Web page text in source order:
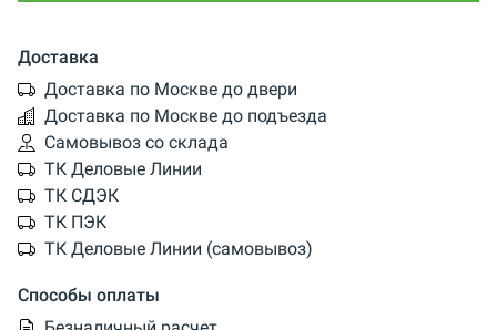
Доставка
Доставка по Москве до двери
Доставка по Москве до подъезда
Самовывоз со склада
ТК Деловые Линии
ТК СДЭК
ТК ПЭК
ТК Деловые Линии (самовывоз)
Способы оплаты